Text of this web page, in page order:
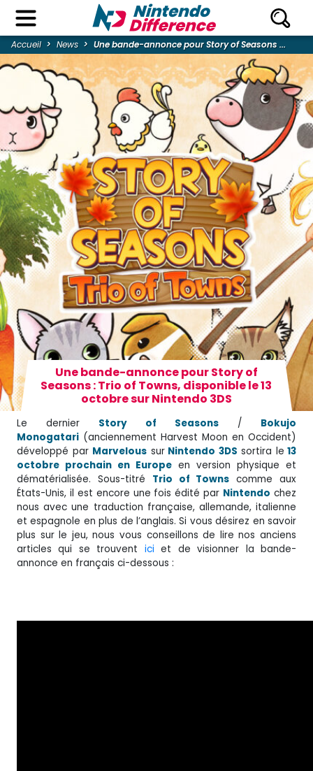
Accueil News Une bande-annonce pour Story of Seasons ...
Une bande-annonce pour Story of
Seasons : Trio of Towns, disponible le 13
octobre sur Nintendo 3DS
Le dernier Story of Seasons / Bokujo
Monogatari (anciennement Harvest Moon en Occident)
développé par Marvelous surNintendo 3DS sortira le 13
octobre prochain en Europe en version physique et
dématérialisée. Sous-titré Trio of Towns comme aux
États-Unis, il est encore une fois édité par Nintendo chez
nous avec une traduction française, allemande, italienne
et espagnole en plus de l’anglais. Si vous désirez en savoir
plus sur le jeu, nous vous conseillons de lire nos anciens
articles qui se trouvent ici et de visionner la bande-
annonce en français ci-dessous :